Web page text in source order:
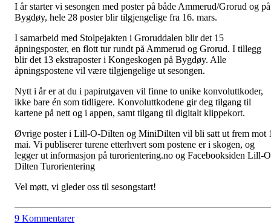
I år starter vi sesongen med poster på både Ammerud/Grorud og på
Bygdøy, hele 28 poster blir tilgjengelige fra 16. mars.
I samarbeid med Stolpejakten i Groruddalen blir det 15
åpningsposter, en flott tur rundt på Ammerud og Grorud. I tillegg
blir det 13 ekstraposter i Kongeskogen på Bygdøy. Alle
åpningspostene vil være tilgjengelige ut sesongen.
Nytt i år er at du i papirutgaven vil finne to unike konvoluttkoder,
ikke bare én som tidligere. Konvoluttkodene gir deg tilgang til
kartene på nett og i appen, samt tilgang til digitalt klippekort.
Øvrige poster i Lill-O-Dilten og MiniDilten vil bli satt ut frem mot
mai. Vi publiserer turene etterhvert som postene er i skogen, og
legger ut informasjon på turorientering.no og Facebooksiden Lill-
Dilten Turorientering
Vel møtt, vi gleder oss til sesongstart!
9 Kommentarer